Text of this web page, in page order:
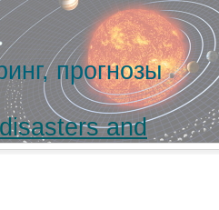
прогнозы
and